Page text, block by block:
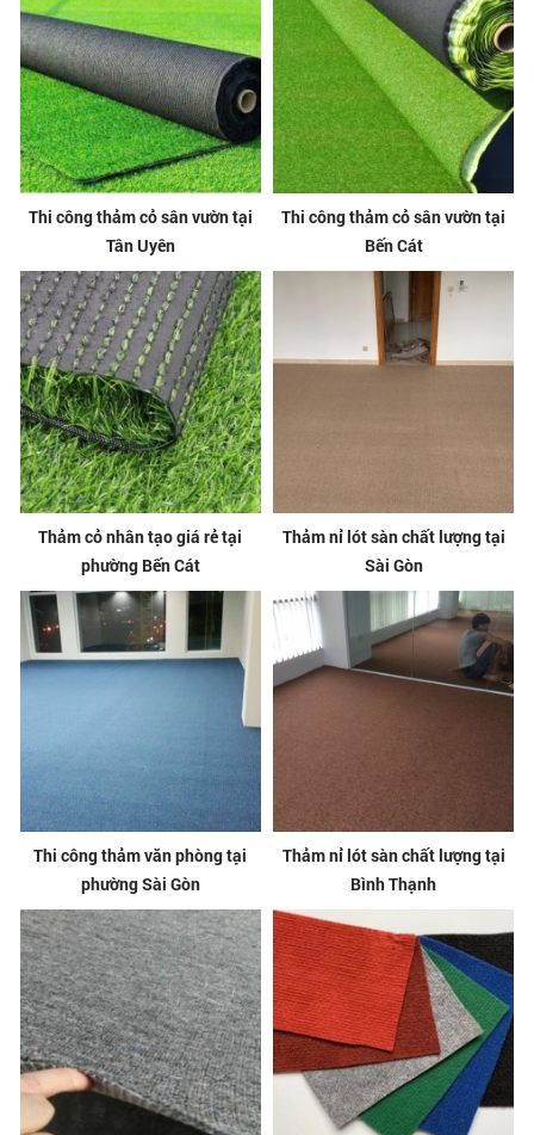
Thi công thảm cỏ sân vườn tại
Tân Uyên
Thi công thảm cỏ sân vườn tại
Bến Cát
Thảm cỏ nhân tạo giá rẻ tại
phường Bến Cát
Thảm nỉ lót sàn chất lượng tại
Sài Gòn
Thi công thảm văn phòng tại
phường Sài Gòn
Thảm nỉ lót sàn chất lượng tại
Bình Thạnh